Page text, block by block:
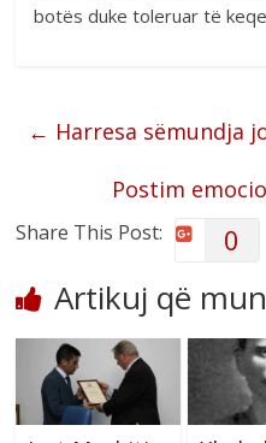
botës duke toleruar të
← Harresa sëmundja
Postim
Share This Post: 0
Artikuj që